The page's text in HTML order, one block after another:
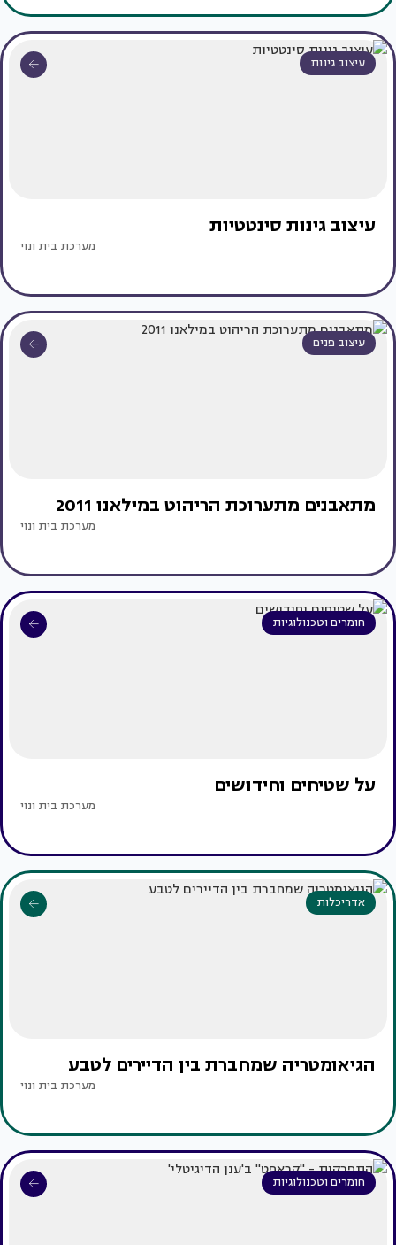
עיצוב גינות
עיצוב גינות סינטטיות
מערכת בית ונוי
עיצוב פנים
מתאבנים מתערוכת הריהוט במילאנו 2011
מערכת בית ונוי
חומרים וטכנולוגיות
על שטיחים וחידושים
מערכת בית ונוי
אדריכלות
הגיאומטריה שמחברת בין הדיירים לטבע
מערכת בית ונוי
חומרים וטכנולוגיות